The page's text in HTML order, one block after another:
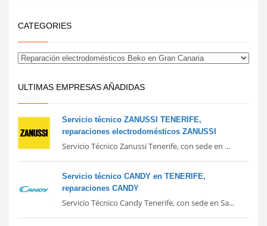
CATEGORIES
ULTIMAS EMPRESAS AÑADIDAS
Servicio técnico ZANUSSI TENERIFE,
reparaciones electrodomésticos ZANUSSI
Servicio Técnico Zanussi Tenerife, con sede en ...
Servicio técnico CANDY en TENERIFE,
reparaciones CANDY
Servicio Técnico Candy Tenerife, con sede en Sa...